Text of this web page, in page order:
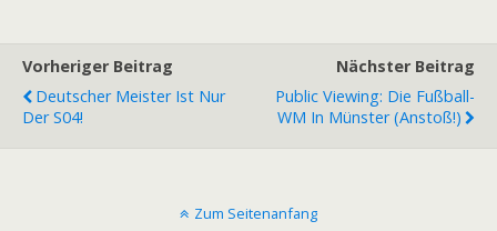
Vorheriger Beitrag
Deutscher Meister Ist Nur
Der S04!
Nächster Beitrag
Public Viewing: Die Fußball-
WM In Münster (Anstoß!)
Zum Seitenanfang